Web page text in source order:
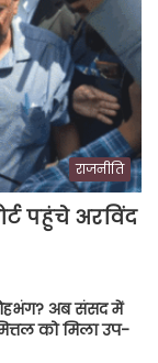
राजनीति
पहुंचे अरविंद
अब संसद में
को मिला उप-